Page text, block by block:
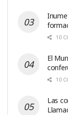
10
El
10
Las